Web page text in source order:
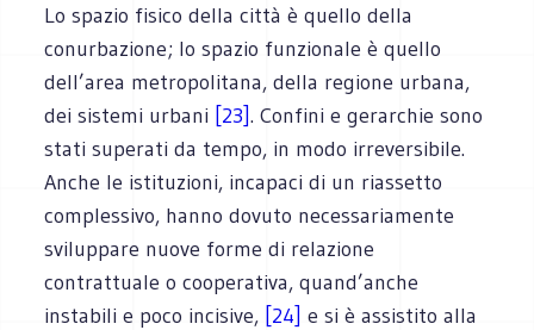
Lo spazio fisico della città è quello della
conurbazione; lo spazio funzionale è quello
dell’area metropolitana, della regione urbana,
dei sistemi urbani [23]. Confini e gerarchie sono
stati superati da tempo, in modo irreversibile.
Anche le istituzioni, incapaci di un riassetto
complessivo, hanno dovuto necessariamente
sviluppare nuove forme di relazione
contrattuale o cooperativa, quand’anche
instabili e poco incisive, [24] e si è assistito alla